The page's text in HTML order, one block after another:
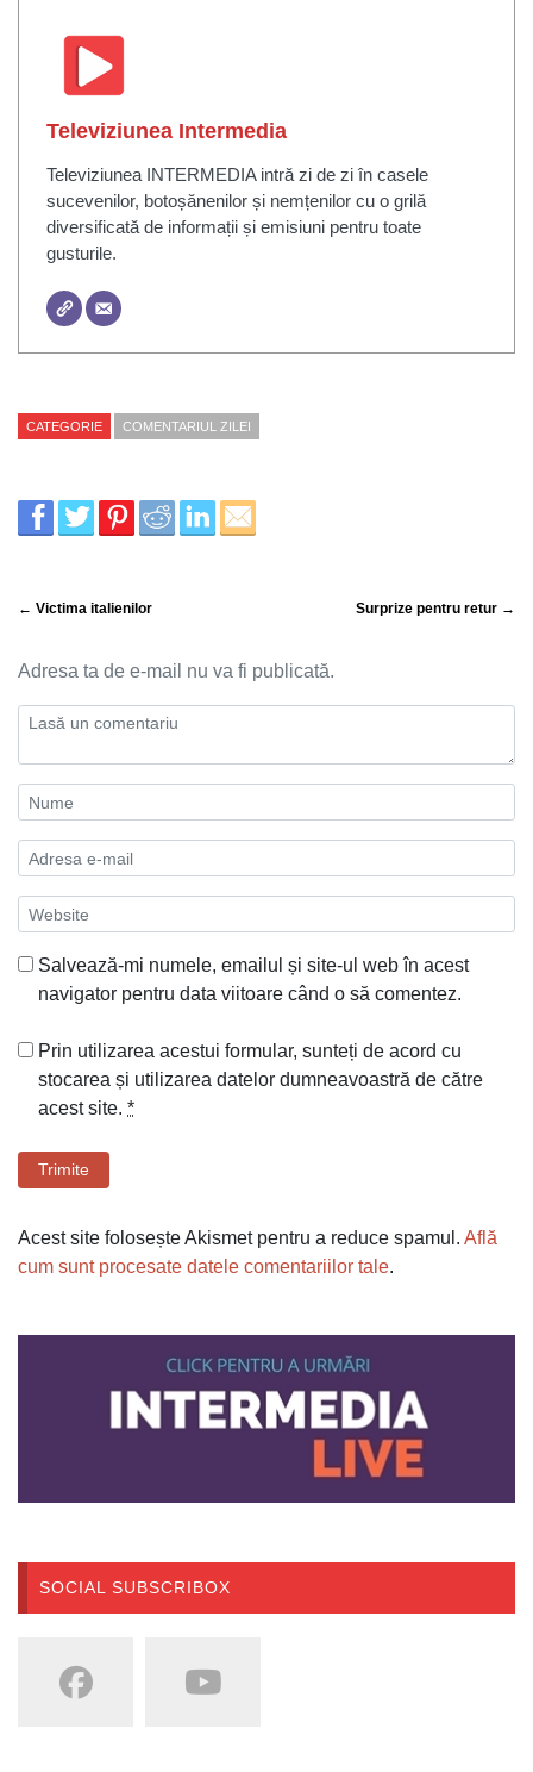
Televiziunea Intermedia
Televiziunea INTERMEDIA intră zi de zi în casele
sucevenilor, botoșănenilor și nemțenilor cu o grilă
diversificată de informații și emisiuni pentru toate
gusturile.
CATEGORIE COMENTARIUL ZILEI
← Victima italienilor Surprize pentru retur →
Adresa ta de e-mail nu va fi publicată.
Salvează-mi numele, emailul și site-ul web în acest
navigator pentru data viitoare când o să comentez.
Prin utilizarea acestui formular, sunteți de acord cu
stocarea și utilizarea datelor dumneavoastră de către
acest site. *
Trimite
Acest site folosește Akismet pentru a reduce spamul. Află
cum sunt procesate datele comentariilor tale.
SOCIAL SUBSCRIBOX